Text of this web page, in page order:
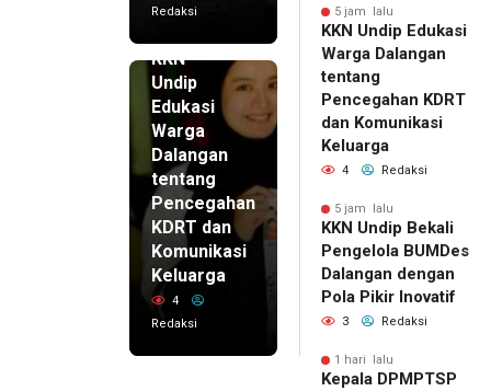
Redaksi
KKN
Undip
Edukasi
Warga
Dalangan
tentang
Pencegahan
KDRT dan
Komunikasi
Keluarga
4
Redaksi
5 jam lalu
KKN Undip Edukasi
Warga Dalangan
tentang
Pencegahan KDRT
dan Komunikasi
Keluarga
4 Redaksi
5 jam lalu
KKN Undip Bekali
Pengelola BUMDes
Dalangan dengan
Pola Pikir Inovatif
3 Redaksi
1 hari lalu
Kepala DPMPTSP